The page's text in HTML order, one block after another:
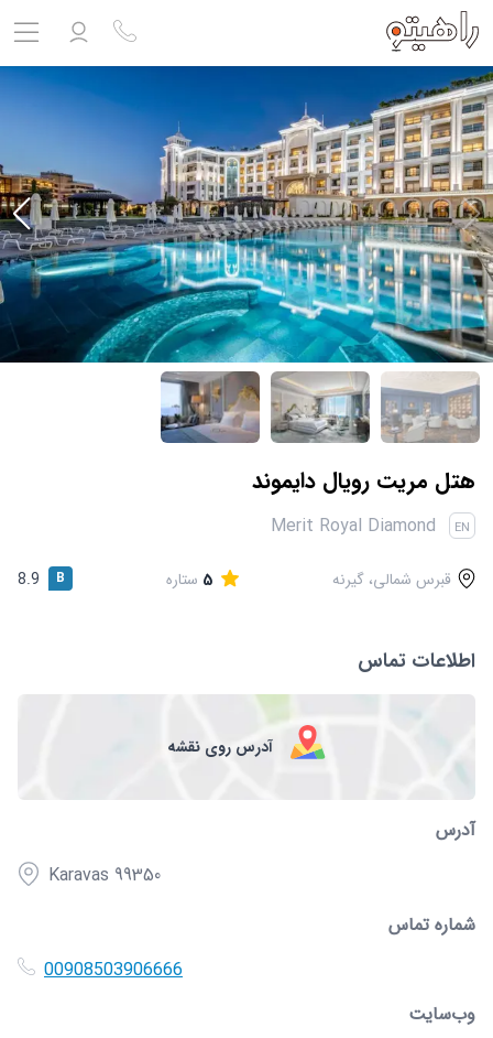
مشاهده پروفایل
خروج
ورود به حساب کاربری
حساب کاربری ندارید؟ کنید
ثبت نام آژانس
بلیط هواپیما
تور
درباره ما
ارتباط با ما
هتل مریت رویال دایموند
EN
Merit Royal Diamond
قبرس شمالی، گیرنه 5 ستاره B
8.9
اطلاعات تماس
آدرس روی نقشه
آدرس
Karavas 99350
شماره تماس
00908503906666
وب‌سایت